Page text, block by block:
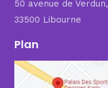
50 avenue de Verdun,
33500 Libourne
Plan